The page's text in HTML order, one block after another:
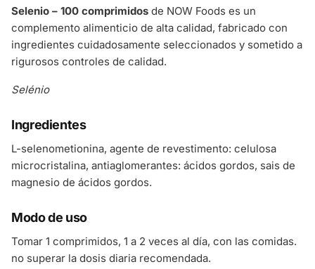
Selenio – 100 comprimidos de NOW Foods es un
complemento alimenticio de alta calidad, fabricado con
ingredientes cuidadosamente seleccionados y sometido a
rigurosos controles de calidad.
Selénio
Ingredientes
L-selenometionina, agente de revestimento: celulosa
microcristalina, antiaglomerantes: ácidos gordos, sais de
magnesio de ácidos gordos.
Modo de uso
Tomar 1 comprimidos, 1 a 2 veces al día, con las comidas.
no superar la dosis diaria recomendada.